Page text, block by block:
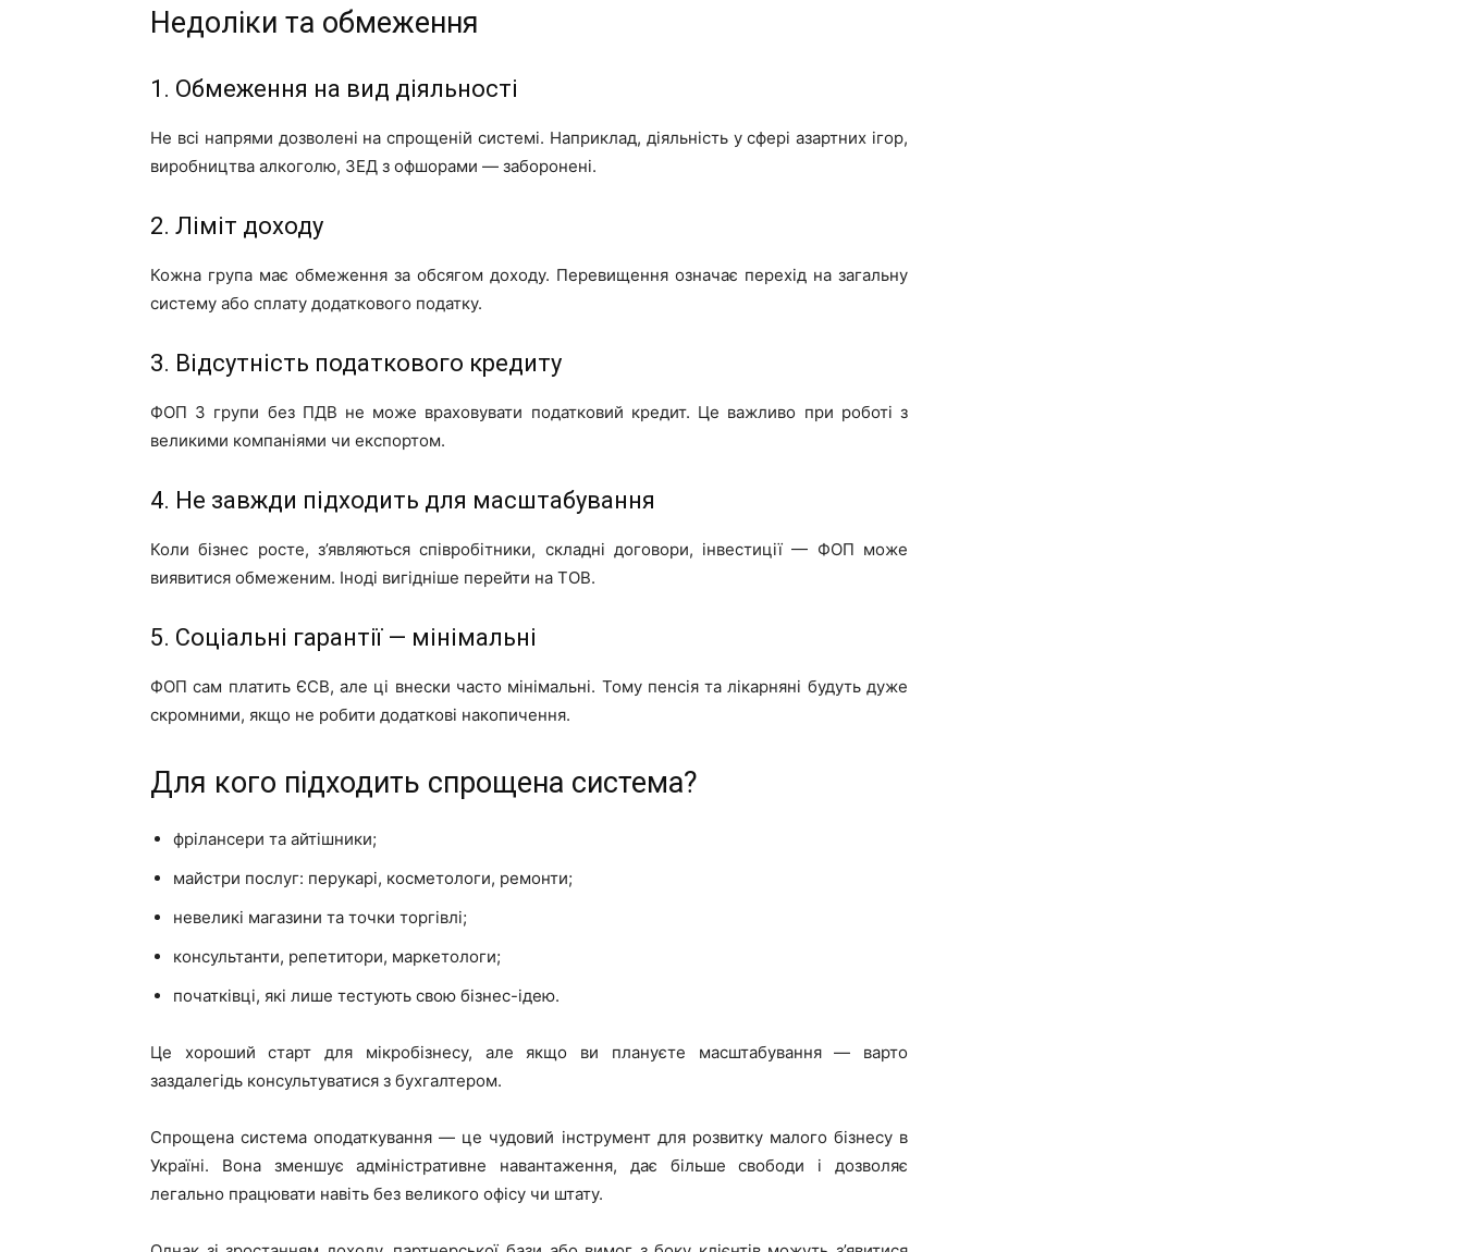
Недоліки та обмеження
1. Обмеження на вид діяльності
Не всі напрями дозволені на спрощеній системі. Наприклад, діяльність у сфері азартних ігор,
виробництва алкоголю, ЗЕД з офшорами — заборонені.
2. Ліміт доходу
Кожна група має обмеження за обсягом доходу. Перевищення означає перехід на загальну
систему або сплату додаткового податку.
3. Відсутність податкового кредиту
ФОП 3 групи без ПДВ не може враховувати податковий кредит. Це важливо при роботі з
великими компаніями чи експортом.
4. Не завжди підходить для масштабування
Коли бізнес росте, з’являються співробітники, складні договори, інвестиції — ФОП може
виявитися обмеженим. Іноді вигідніше перейти на ТОВ.
5. Соціальні гарантії — мінімальні
ФОП сам платить ЄСВ, але ці внески часто мінімальні. Тому пенсія та лікарняні будуть дуже
скромними, якщо не робити додаткові накопичення.
Для кого підходить спрощена система?
фрілансери та айтішники;
майстри послуг: перукарі, косметологи, ремонти;
невеликі магазини та точки торгівлі;
консультанти, репетитори, маркетологи;
початківці, які лише тестують свою бізнес-ідею.
Це хороший старт для мікробізнесу, але якщо ви плануєте масштабування — варто
заздалегідь консультуватися з бухгалтером.
Спрощена система оподаткування — це чудовий інструмент для розвитку малого бізнесу в
Україні. Вона зменшує адміністративне навантаження, дає більше свободи і дозволяє
легально працювати навіть без великого офісу чи штату.